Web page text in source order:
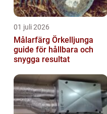
01 juli 2026
Målarfärg Örkelljunga
guide för hållbara och
snygga resultat